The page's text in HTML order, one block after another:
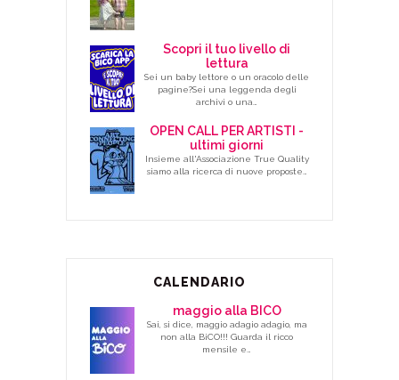
Scopri il tuo livello di
lettura
Sei un baby lettore o un oracolo delle
pagine?Sei una leggenda degli
archivi o una…
OPEN CALL PER ARTISTI -
ultimi giorni
Insieme all'Associazione True Quality
siamo alla ricerca di nuove proposte…
CALENDARIO
maggio alla BICO
Sai, si dice, maggio adagio adagio, ma
non alla BiCO!!! Guarda il ricco
mensile e…